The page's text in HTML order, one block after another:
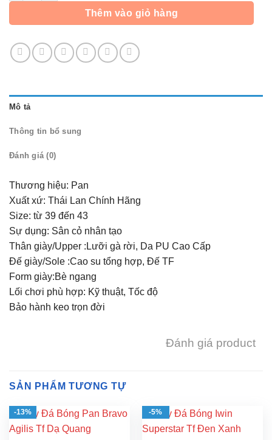
Thêm vào giỏ hàng
Mô tả
Thông tin bổ sung
Đánh giá (0)
Thương hiệu: Pan
Xuất xứ: Thái Lan Chính Hãng
Size: từ 39 đến 43
Sự dụng: Sân cỏ nhân tạo
Thân giày/Upper :Lưỡi gà rời, Da PU Cao Cấp
Đế giày/Sole :Cao su tổng hợp, Đế TF
Form giày:Bè ngang
Lối chơi phù hợp: Kỹ thuật, Tốc độ
Bảo hành keo trọn đời
Đánh giá product
SẢN PHẨM TƯƠNG TỰ
-13% -5%